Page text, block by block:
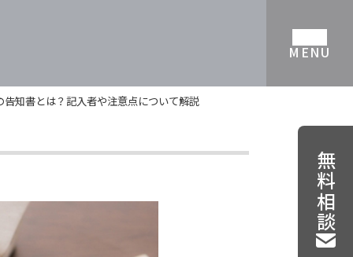
MENU
無料相談
告知書とは？記入者や注意点について解説